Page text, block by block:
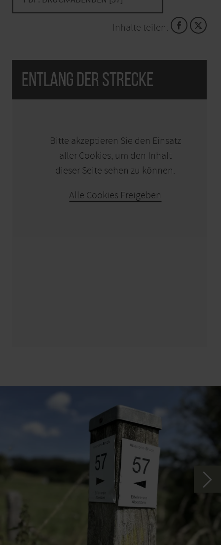
Natur zu schützen.
Inhalte teilen:
Entlang der Strecke
Bitte akzeptieren Sie den Einsatz
aller Cookies, um den Inhalt
dieser Seite sehen zu können.
Alle Cookies Freigeben